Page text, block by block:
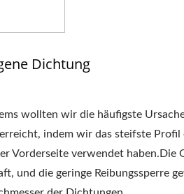
Dichtung
wollten wir die häufigste
indem wir das steifste
Vorderseite verwendet haben.Die
und die geringe Reibungssperre